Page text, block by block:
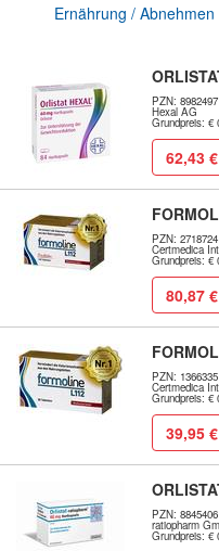
Ernährung /
PZN:
Hexal AG
Grundpreis: €
62,43 €
PZN:
Certmedica
Grundpreis: €
80,87 €
PZN:
Certmedica
Grundpreis: €
39,95 €
PZN:
ratiopharm
Grundpreis: €